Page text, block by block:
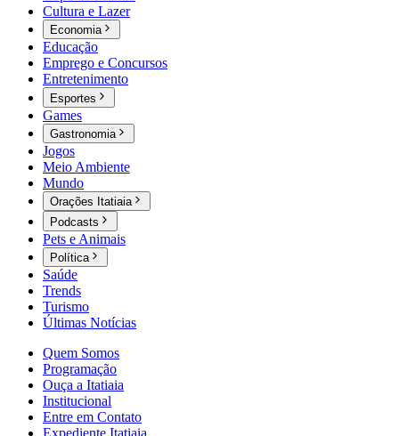
Cultura e Lazer
Economia
Educação
Emprego e Concursos
Entretenimento
Esportes
Games
Gastronomia
Jogos
Meio Ambiente
Mundo
Orações Itatiaia
Podcasts
Pets e Animais
Política
Saúde
Trends
Turismo
Últimas Notícias
Quem Somos
Programação
Ouça a Itatiaia
Institucional
Entre em Contato
Expediente Itatiaia